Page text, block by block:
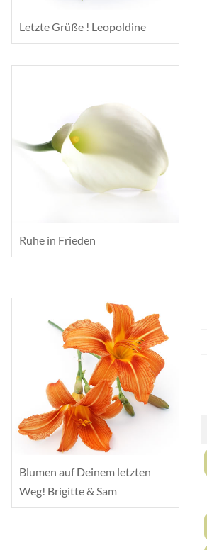
Letzte Grüße ! Leopoldine
Ruhe in Frieden
Blumen auf Deinem letzten
Weg! Brigitte & Sam